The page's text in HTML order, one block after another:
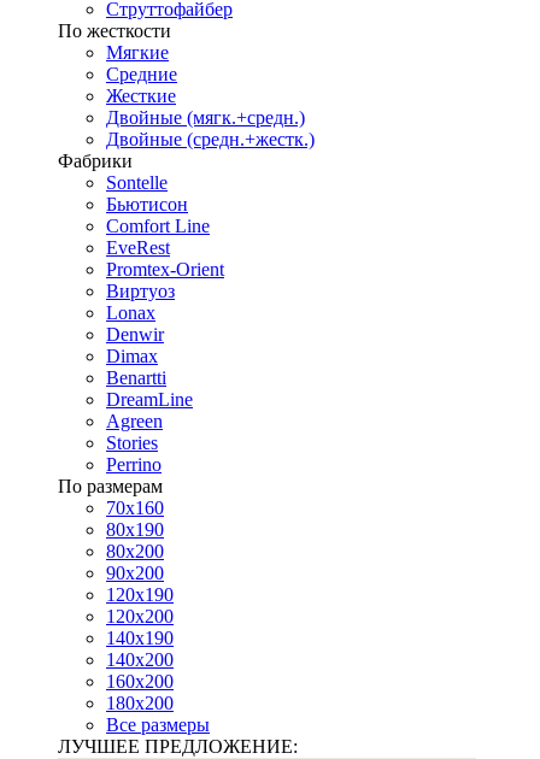
Струттофайбер
По жесткости
Мягкие
Средние
Жесткие
Двойные (мягк.+средн.)
Двойные (средн.+жестк.)
Фабрики
Sontelle
Бьютисон
Comfort Line
EveRest
Promtex-Orient
Виртуоз
Lonax
Denwir
Dimax
Benartti
DreamLine
Agreen
Stories
Perrino
По размерам
70х160
80х190
80х200
90х200
120х190
120х200
140х190
140х200
160х200
180х200
Все размеры
ЛУЧШЕЕ ПРЕДЛОЖЕНИЕ: